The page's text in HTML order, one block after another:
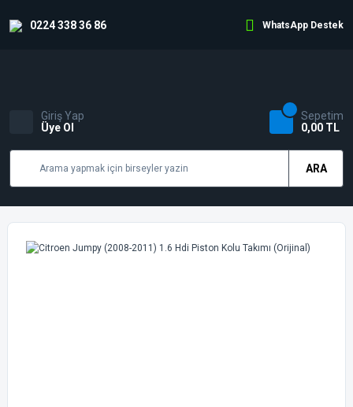
0224 338 36 86 WhatsApp Destek
ARA
Giriş Yap
Üye Ol
Sepetim
0,00 TL